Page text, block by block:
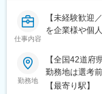
変更の範囲：
が特徴です。
当社は、
す。
私たちは、工
仕事内容
【未経験歓迎
を企業様や個
勤務地
【全国42道
勤務地は選考
ンライン面接
【最寄り駅】